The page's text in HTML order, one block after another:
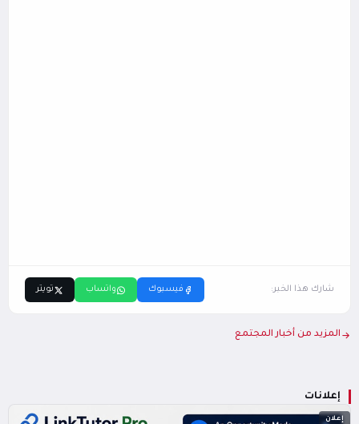
إعلانات
إعلان
شارك هذا الخبر: فيسبوك واتساب تويتر
المزيد من أخبار المجتمع